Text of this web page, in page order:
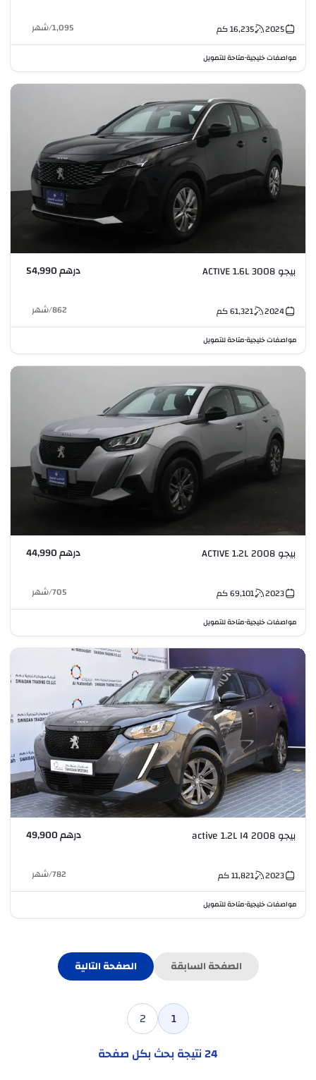
2025
16,235كم 1,095
/شهر
مواصفات خليجية•متاحة للتمويل
بيجو 3008 ACTIVE 1.6L درهم 54,990
2024
61,321كم 862
/شهر
مواصفات خليجية•متاحة للتمويل
بيجو 2008 ACTIVE 1.2L درهم 44,990
2023
69,101كم 705
/شهر
مواصفات خليجية•متاحة للتمويل
بيجو 2008 active 1.2L I4 درهم 49,900
2023
11,821كم 782
/شهر
مواصفات خليجية•متاحة للتمويل
الصفحة السابقة الصفحة التالية
1
2
24نتيجة بحث بكل صفحة